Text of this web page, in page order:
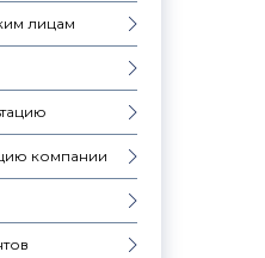
лицам
компании